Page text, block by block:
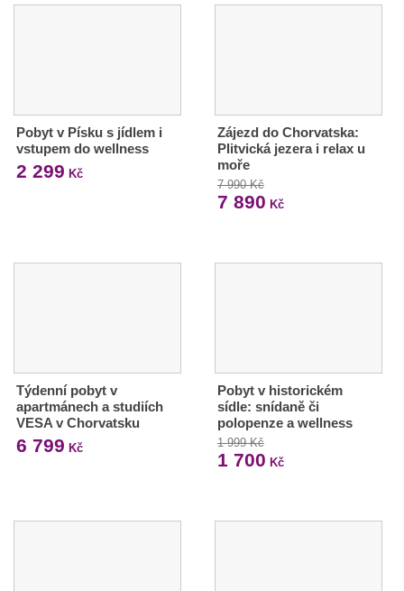
Pobyt v Písku s jídlem i
vstupem do wellness
2 299 Kč
Zájezd do Chorvatska:
Plitvická jezera i relax u
moře
7 990 Kč
7 890 Kč
Týdenní pobyt v
apartmánech a studiích
VESA v Chorvatsku
6 799 Kč
Pobyt v historickém
sídle: snídaně či
polopenze a wellness
1 999 Kč
1 700 Kč